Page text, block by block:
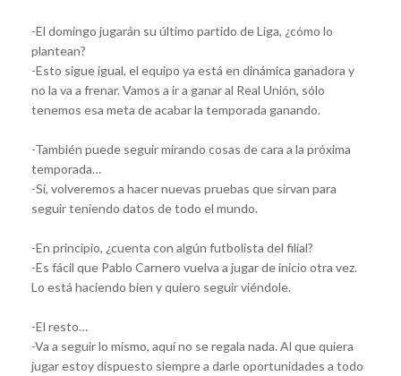
-El domingo jugarán su último partido de Liga, ¿cómo lo
plantean?
-Esto sigue igual, el equipo ya está en dinámica ganadora y
no la va a frenar. Vamos a ir a ganar al Real Unión, sólo
tenemos esa meta de acabar la temporada ganando.
-También puede seguir mirando cosas de cara a la próxima
temporada…
-Sí, volveremos a hacer nuevas pruebas que sirvan para
seguir teniendo datos de todo el mundo.
-En principio, ¿cuenta con algún futbolista del filial?
-Es fácil que Pablo Carnero vuelva a jugar de inicio otra vez.
Lo está haciendo bien y quiero seguir viéndole.
-El resto…
-Va a seguir lo mismo, aquí no se regala nada. Al que quiera
jugar estoy dispuesto siempre a darle oportunidades a todo